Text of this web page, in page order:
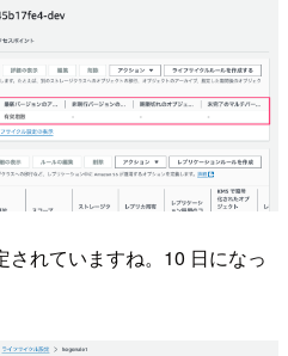
れていますね。10 日になっ